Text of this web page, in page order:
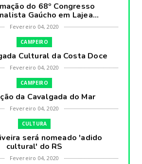
do 68º Congresso
Gaúcho em Lajea...
Fevereiro 04, 2020
CAMPEIRO
Cultural da Costa Doce
Fevereiro 04, 2020
CAMPEIRO
da Cavalgada do Mar
Fevereiro 04, 2020
CULTURA
será nomeado 'adido
cultural' do RS
Fevereiro 04, 2020